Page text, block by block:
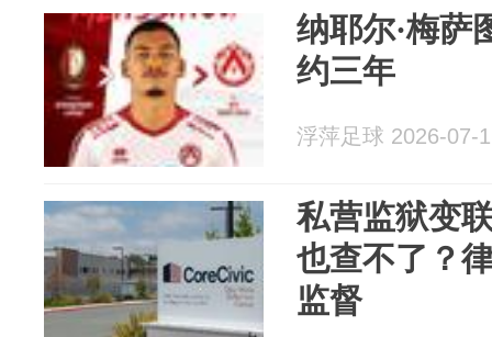
纳耶尔·梅萨
约三年
浮萍足球 2026-07-
私营监狱变
也查不了？
监督